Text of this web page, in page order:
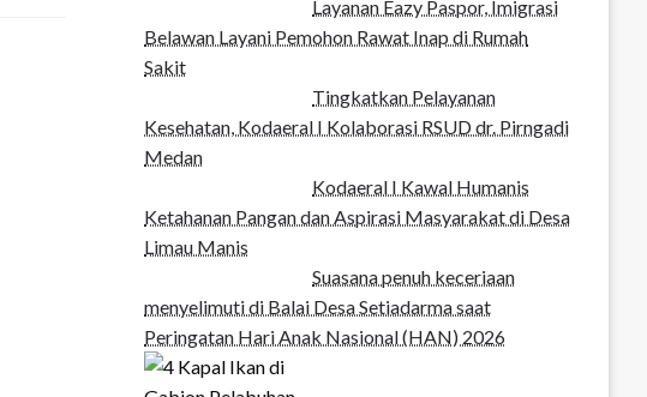
Layanan Eazy Paspor, Imigrasi
Belawan Layani Pemohon Rawat Inap di Rumah
Sakit
Tingkatkan Pelayanan
Kesehatan, Kodaeral I Kolaborasi RSUD dr. Pirngadi
Medan‎
Kodaeral I Kawal Humanis
Ketahanan Pangan dan Aspirasi Masyarakat di Desa
Limau Manis
Suasana penuh keceriaan
menyelimuti di Balai Desa Setiadarma saat
Peringatan Hari Anak Nasional (HAN) 2026